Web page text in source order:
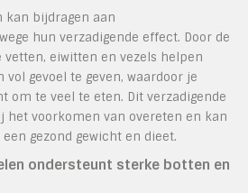
kan bijdragen aan
hun verzadigende effect. Door de
eiwitten en vezels helpen
gevoel te geven, waardoor je
om te veel te eten. Dit verzadigende
het voorkomen van overeten en kan
gezond gewicht en dieet.
ondersteunt sterke botten en